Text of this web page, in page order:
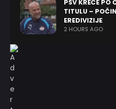
PSV KREĆE PO
TITULU –
EREDIVIZIJE
2 HOURS AGO